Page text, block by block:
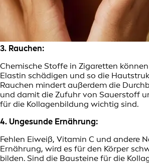
3. Rauchen:
Chemische Stoffe in Zigaretten
Elastin schädigen und so die
Rauchen mindert außerdem die
und damit die Zufuhr von Sauerstoff
für die Kollagenbildung wichtig sind.
4. Ungesunde Ernährung:
Fehlen Eiweiß, Vitamin C und andere
Ernährung, wird es für den Körper
bilden. Sind die Bausteine für die